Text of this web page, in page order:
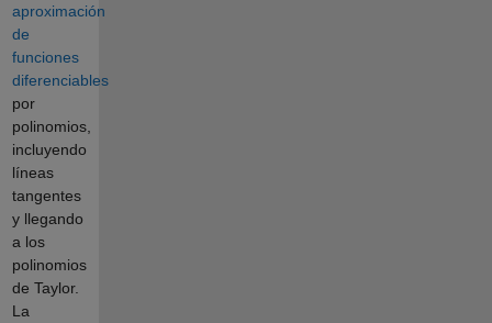
aproximación
de
funciones
diferenciables
por
polinomios,
incluyendo
líneas
tangentes
y llegando
a los
polinomios
de Taylor.
La